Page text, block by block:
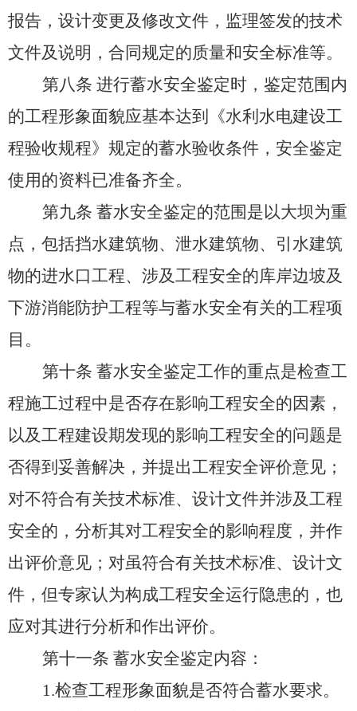
报告，设计变更及修改文件，监理签发的技术
文件及说明，合同规定的质量和安全标准等。
第八条 进行蓄水安全鉴定时，鉴定范围内
的工程形象面貌应基本达到《水利水电建设工
程验收规程》规定的蓄水验收条件，安全鉴定
使用的资料已准备齐全。
第九条 蓄水安全鉴定的范围是以大坝为重
点，包括挡水建筑物、泄水建筑物、引水建筑
物的进水口工程、涉及工程安全的库岸边坡及
下游消能防护工程等与蓄水安全有关的工程项
目。
第十条 蓄水安全鉴定工作的重点是检查工
程施工过程中是否存在影响工程安全的因素，
以及工程建设期发现的影响工程安全的问题是
否得到妥善解决，并提出工程安全评价意见；
对不符合有关技术标准、设计文件并涉及工程
安全的，分析其对工程安全的影响程度，并作
出评价意见；对虽符合有关技术标准、设计文
件，但专家认为构成工程安全运行隐患的，也
应对其进行分析和作出评价。
第十一条 蓄水安全鉴定内容：
1.检查工程形象面貌是否符合蓄水要求。